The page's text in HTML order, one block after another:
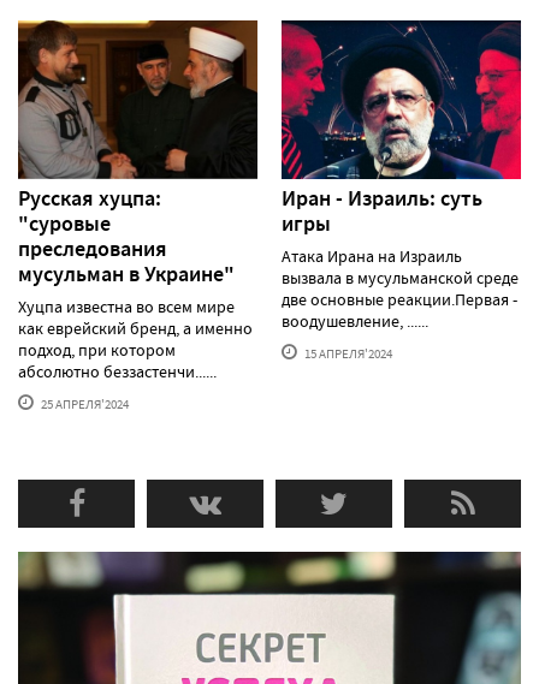
Русская хуцпа:
"суровые
преследования
мусульман в Украине"
Хуцпа известна во всем мире
как еврейский бренд, а именно
подход, при котором
абсолютно беззастенчи......
25 АПРЕЛЯ'2024
Иран - Израиль: суть
игры
Атака Ирана на Израиль
вызвала в мусульманской среде
две основные реакции.Первая -
воодушевление, ......
15 АПРЕЛЯ'2024